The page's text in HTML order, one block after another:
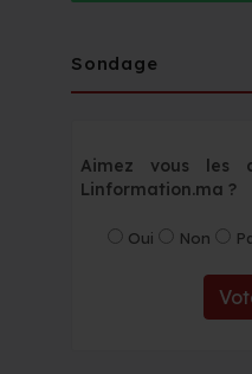
Sondage
Aimez vous les
Linformation.ma ?
Oui Non